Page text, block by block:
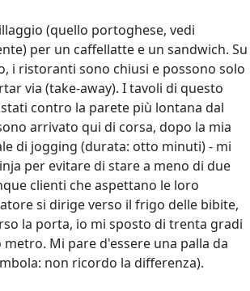
(quello portoghese, vedi
per un caffellatte e un sandwich. Su
i ristoranti sono chiusi e possono solo
via (take-away). I tavoli di questo
contro la parete più lontana dal
arrivato qui di corsa, dopo la mia
di jogging (durata: otto minuti) - mi
per evitare di stare a meno di due
clienti che aspettano le loro
si dirige verso il frigo delle bibite,
la porta, io mi sposto di trenta gradi
Mi pare d'essere una palla da
non ricordo la differenza).